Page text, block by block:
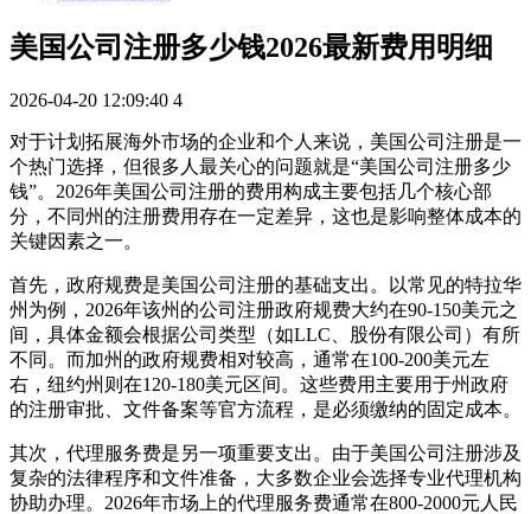
美国公司注册多少钱2026最新费用明细
2026-04-20 12:09:40 4
对于计划拓展海外市场的企业和个人来说，美国公司注册是一
个热门选择，但很多人最关心的问题就是“美国公司注册多少
钱”。2026年美国公司注册的费用构成主要包括几个核心部
分，不同州的注册费用存在一定差异，这也是影响整体成本的
关键因素之一。
首先，政府规费是美国公司注册的基础支出。以常见的特拉华
州为例，2026年该州的公司注册政府规费大约在90-150美元之
间，具体金额会根据公司类型（如LLC、股份有限公司）有所
不同。而加州的政府规费相对较高，通常在100-200美元左
右，纽约州则在120-180美元区间。这些费用主要用于州政府
的注册审批、文件备案等官方流程，是必须缴纳的固定成本。
其次，代理服务费是另一项重要支出。由于美国公司注册涉及
复杂的法律程序和文件准备，大多数企业会选择专业代理机构
协助办理。2026年市场上的代理服务费通常在800-2000元人民